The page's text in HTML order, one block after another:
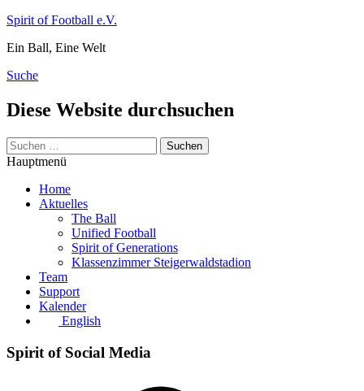
Zum
springen
Spirit of Football e.V.
Ein Ball, Eine Welt
Suche
Diese Website durchsuchen
Suchen
nach:
Hauptmenü
Home
Aktuelles
The Ball
Unified Football
Spirit of Generations
Klassenzimmer Steigerwaldstadion
Team
Support
Kalender
English
Spirit of Social Media